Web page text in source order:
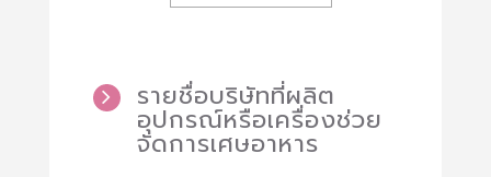
รายชื่อบริษัทที่ผลิต
อุปกรณ์หรือเครื่องช่วย
จัดการเศษอาหาร